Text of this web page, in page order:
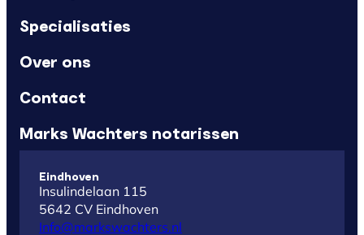
Specialisaties
Over ons
Contact
Marks Wachters notarissen
Eindhoven
Insulindelaan 115
5642 CV Eindhoven
Info@markswachters.nl